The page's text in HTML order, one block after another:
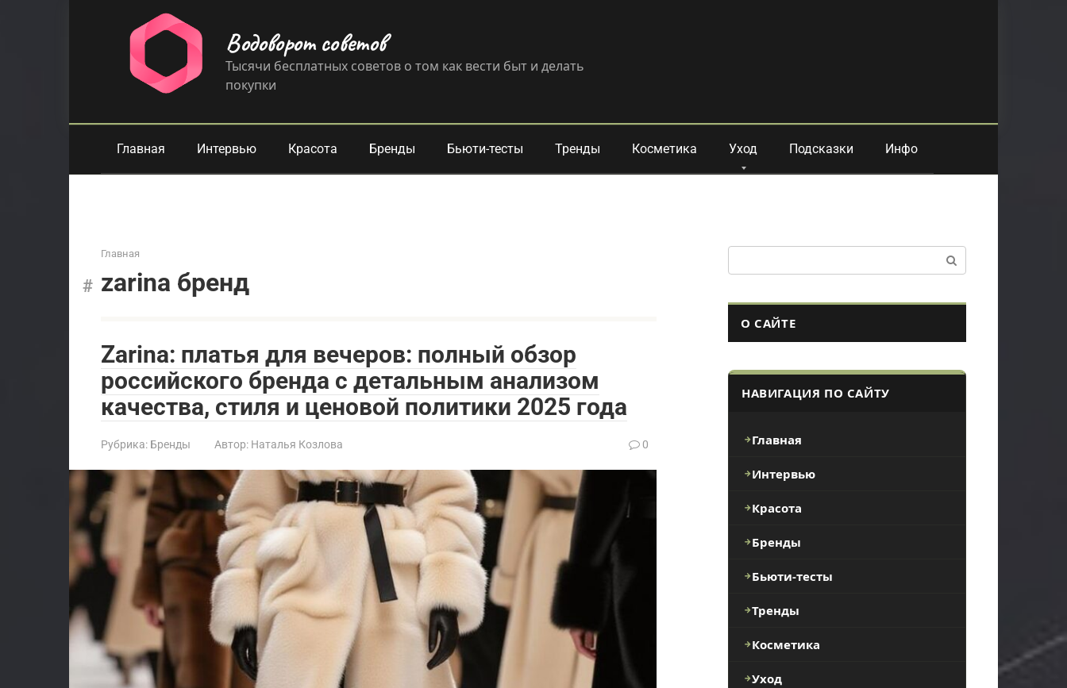
Водоворот советов
Тысячи бесплатных советов о том как вести быт и делать
покупки
Главная Интервью Красота Бренды Бьюти-тесты Тренды Косметика Уход Подсказки Инфо
Главная
zarina бренд
Zarina: платья для вечеров: полный обзор
российского бренда с детальным анализом
качества, стиля и ценовой политики 2025 года
Рубрика: Бренды Автор: Наталья Козлова 0
О САЙТЕ
НАВИГАЦИЯ ПО САЙТУ
Главная
Интервью
Красота
Бренды
Бьюти-тесты
Тренды
Косметика
Уход